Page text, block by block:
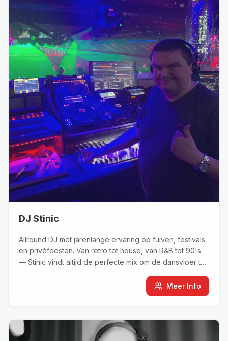
DJ Stinic
Allround DJ met jarenlange ervaring op fuiven, festivals
en privéfeesten. Van retro tot house, van R&B tot 90's
— Stinic vindt altijd de perfecte mix om de dansvloer te
Meer Info